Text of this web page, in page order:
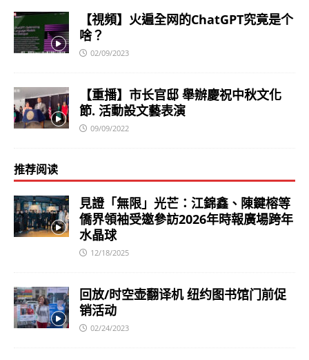
【視頻】火遍全网的ChatGPT究竟是个
啥？
02/09/2023
【重播】市长官邸 舉辦慶祝中秋文化
節. 活動設文藝表演
09/09/2022
推荐阅读
見證「無限」光芒：江錦鑫、陳鍵榕等
僑界領袖受邀參訪2026年時報廣場跨年
水晶球
12/18/2025
回放/时空壶翻译机 纽约图书馆门前促
销活动
02/24/2023